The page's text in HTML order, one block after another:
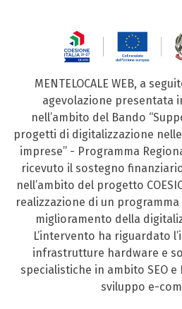
MENTELOCALE WEB, a
agevolazione presentata
nell’ambito del Bando
progetti di digitalizzazione
imprese” - Programma
ricevuto il sostegno
nell’ambito del progetto
realizzazione di un
miglioramento della
L’intervento ha riguardato
infrastrutture hardware e
specialistiche in ambito SEO
sviluppo e-